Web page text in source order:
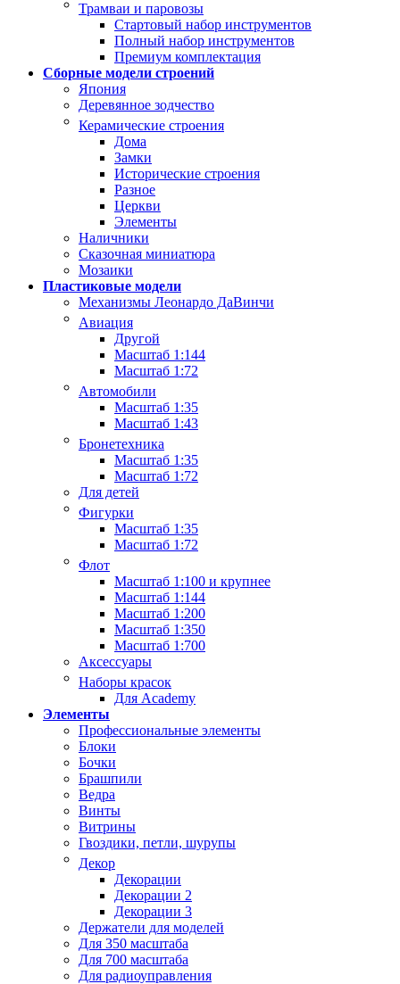
Трамваи и паровозы
Стартовый набор инструментов
Полный набор инструментов
Премиум комплектация
Сборные модели строений
Япония
Деревянное зодчество
Керамические строения
Дома
Замки
Исторические строения
Разное
Церкви
Элементы
Наличники
Сказочная миниатюра
Мозаики
Пластиковые модели
Механизмы Леонардо ДаВинчи
Авиация
Другой
Масштаб 1:144
Масштаб 1:72
Автомобили
Масштаб 1:35
Масштаб 1:43
Бронетехника
Масштаб 1:35
Масштаб 1:72
Для детей
Фигурки
Масштаб 1:35
Масштаб 1:72
Флот
Масштаб 1:100 и крупнее
Масштаб 1:144
Масштаб 1:200
Масштаб 1:350
Масштаб 1:700
Аксессуары
Наборы красок
Для Academy
Элементы
Профессиональные элементы
Блоки
Бочки
Брашпили
Ведра
Винты
Витрины
Гвоздики, петли, шурупы
Декор
Декорации
Декорации 2
Декорации 3
Держатели для моделей
Для 350 масштаба
Для 700 масштаба
Для радиоуправления